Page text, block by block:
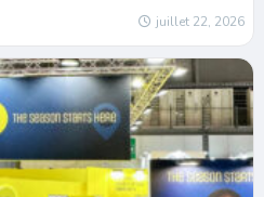
juillet 22, 2026